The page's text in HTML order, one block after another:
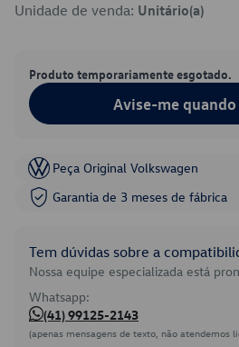
Unidade de venda: Unitário(a)
Produto temporariamente esgotado.
Avise-me
Peça Original Volkswagen
Garantia de 3 meses de fábrica
Tem dúvidas sobre a
Nossa equipe especializada está
Whatsapp:
(41) 99125-2143
(apenas mensagens de texto, não atendemos